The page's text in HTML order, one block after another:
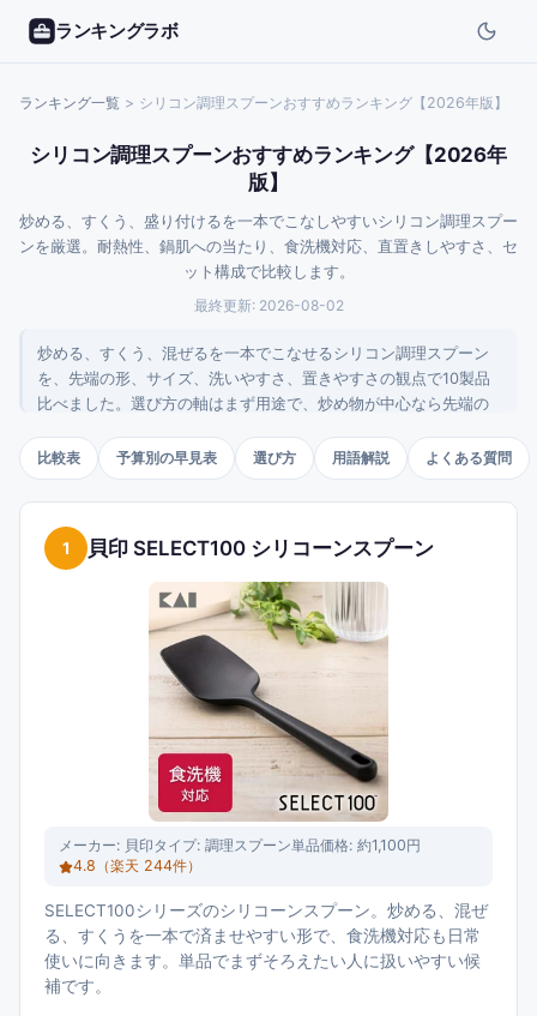
ランキングラボ
ランキング一覧 > シリコン調理スプーンおすすめランキング【2026年版】
シリコン調理スプーンおすすめランキング【2026年
版】
炒める、すくう、盛り付けるを一本でこなしやすいシリコン調理スプー
ンを厳選。耐熱性、鍋肌への当たり、食洗機対応、直置きしやすさ、セ
ット構成で比較します。
最終更新: 2026-08-02
炒める、すくう、混ぜるを一本でこなせるシリコン調理スプーン
を、先端の形、サイズ、洗いやすさ、置きやすさの観点で10製品
比べました。選び方の軸はまず用途で、炒め物が中心なら先端の
スプーン形が向きます。火にかける道具ですから、耐熱の表示を
確かめてから使ってください。
比較表 予算別の早見表 選び方 用語解説 よくある質問
1 貝印 SELECT100 シリコーンスプーン
メーカー: 貝印タイプ: 調理スプーン単品価格: 約1,100円
4.8 （楽天 244件）
SELECT100シリーズのシリコーンスプーン。炒める、混ぜ
る、すくうを一本で済ませやすい形で、食洗機対応も日常
使いに向きます。単品でまずそろえたい人に扱いやすい候
補です。